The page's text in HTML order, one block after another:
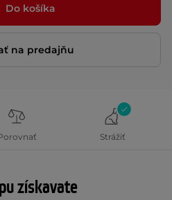
Do košíka
na predajňu
Strážiť
získavate